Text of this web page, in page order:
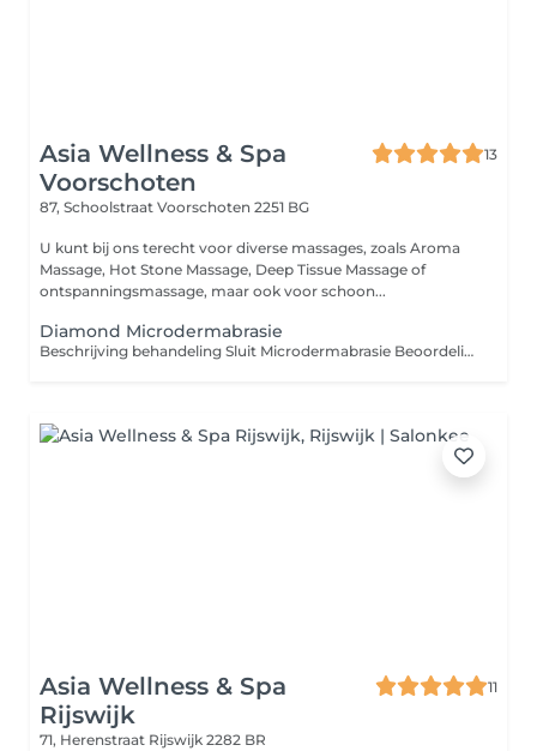
Asia Wellness & Spa
Voorschoten
13
87, Schoolstraat Voorschoten 2251 BG
U kunt bij ons terecht voor diverse massages, zoals Aroma
Massage, Hot Stone Massage, Deep Tissue Massage of
ontspanningsmassage, maar ook voor schoon...
Diamond Microdermabrasie
Beschrijving behandeling Sluit Microdermabrasie Beoordeling behandeling 5,0 1 review Toon 1 reviews van deze behandeling... Over deze behandeling Microdermabrasie is een intensieve peeling die zorgt voor een gladdere en egalere huid. Met behulp van een apparaatje dat microkristallen op de huid blaast en meteen weer opzuigt, wordt als het ware een laagje van de huid afgeschaafd. Hierdoor wordt de huid niet alleen grondig gereinigd en ontdaan van dode huidcellen, maar worden ook de doorbloeding en celvernieuwing gestimuleerd. Deze behandeling bestaat uit: Huidanalyse Reinigen Stomen Diepte reiniging Diamant peeling Epileren Bindweefsel massage Alginate + vitamin C + masker Verzorgende crème en zonnecrème Ampul serum met ultrasoon (opent de poriën zodat de producten goed in de huid kunnen trekken)
Asia Wellness & Spa
Rijswijk
11
71, Herenstraat Rijswijk 2282 BR